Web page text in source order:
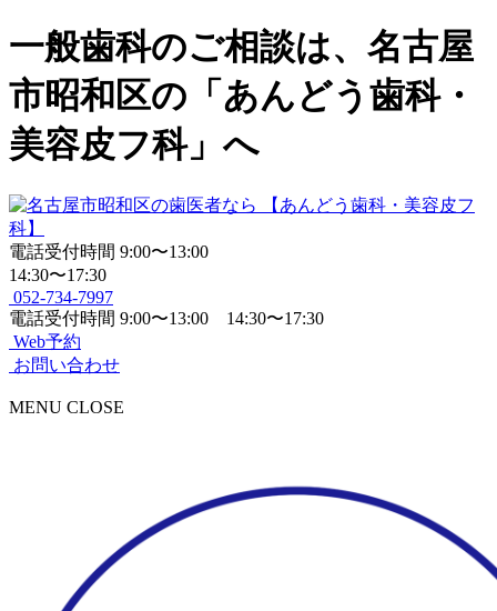
一般歯科のご相談は、名古屋
市昭和区の「あんどう歯科・
美容皮フ科」へ
電話受付時間 9:00〜13:00
14:30〜17:30
052-734-7997
電話受付時間 9:00〜13:00 14:30〜17:30
Web予約
お問い合わせ
MENU CLOSE